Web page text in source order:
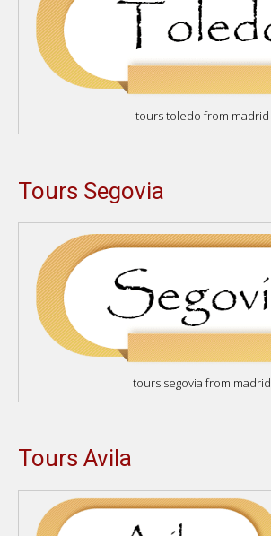
tours toledo from madrid
Tours Segovia
tours segovia from madrid
Tours Avila